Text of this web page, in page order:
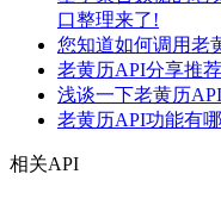
口整理来了!
您知道如何调用老
老黄历API分享推
浅谈一下老黄历
老黄历API功能有
相关API